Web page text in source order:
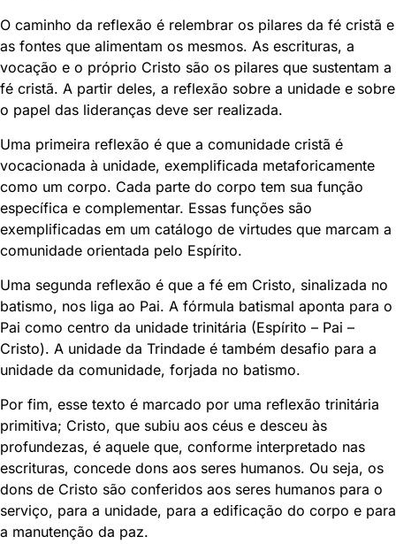
O caminho da reflexão é relembrar os pilares da fé cristã e
as fontes que alimentam os mesmos. As escrituras, a
vocação e o próprio Cristo são os pilares que sustentam a
fé cristã. A partir deles, a reflexão sobre a unidade e sobre
o papel das lideranças deve ser realizada.
Uma primeira reflexão é que a comunidade cristã é
vocacionada à unidade, exemplificada metaforicamente
como um corpo. Cada parte do corpo tem sua função
específica e complementar. Essas funções são
exemplificadas em um catálogo de virtudes que marcam a
comunidade orientada pelo Espírito.
Uma segunda reflexão é que a fé em Cristo, sinalizada no
batismo, nos liga ao Pai. A fórmula batismal aponta para o
Pai como centro da unidade trinitária (Espírito – Pai –
Cristo). A unidade da Trindade é também desafio para a
unidade da comunidade, forjada no batismo.
Por fim, esse texto é marcado por uma reflexão trinitária
primitiva; Cristo, que subiu aos céus e desceu às
profundezas, é aquele que, conforme interpretado nas
escrituras, concede dons aos seres humanos. Ou seja, os
dons de Cristo são conferidos aos seres humanos para o
serviço, para a unidade, para a edificação do corpo e para
a manutenção da paz.